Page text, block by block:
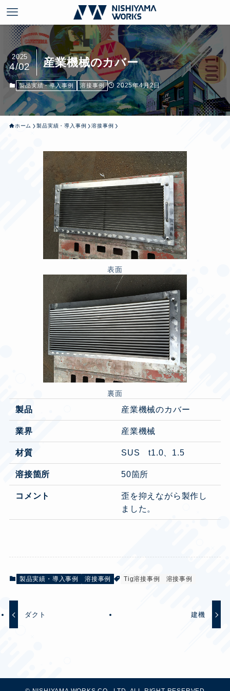
産業機械のカバー
2025
4/02
製品実績・導入事例 溶接事例 2025年4月2日
ホーム 製品実績・導入事例 溶接事例
表面
裏面
製品 産業機械のカバー
業界 産業機械
材質 SUS t1.0、1.5
溶接箇所 50箇所
コメント
歪を抑えながら製作し
ました。
製品実績・導入事例 溶接事例 Tig溶接事例 溶接事例
ダクト 建機